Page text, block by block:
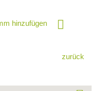
hinzufügen
zurück